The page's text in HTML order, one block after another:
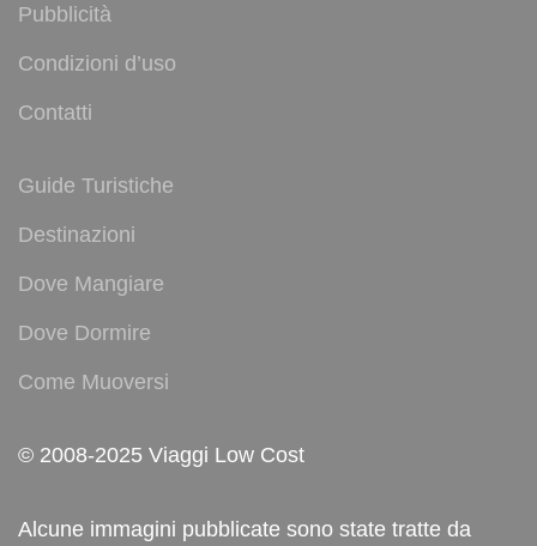
Pubblicità
Condizioni d’uso
Contatti
Guide Turistiche
Destinazioni
Dove Mangiare
Dove Dormire
Come Muoversi
© 2008-2025 Viaggi Low Cost
Alcune immagini pubblicate sono state tratte da